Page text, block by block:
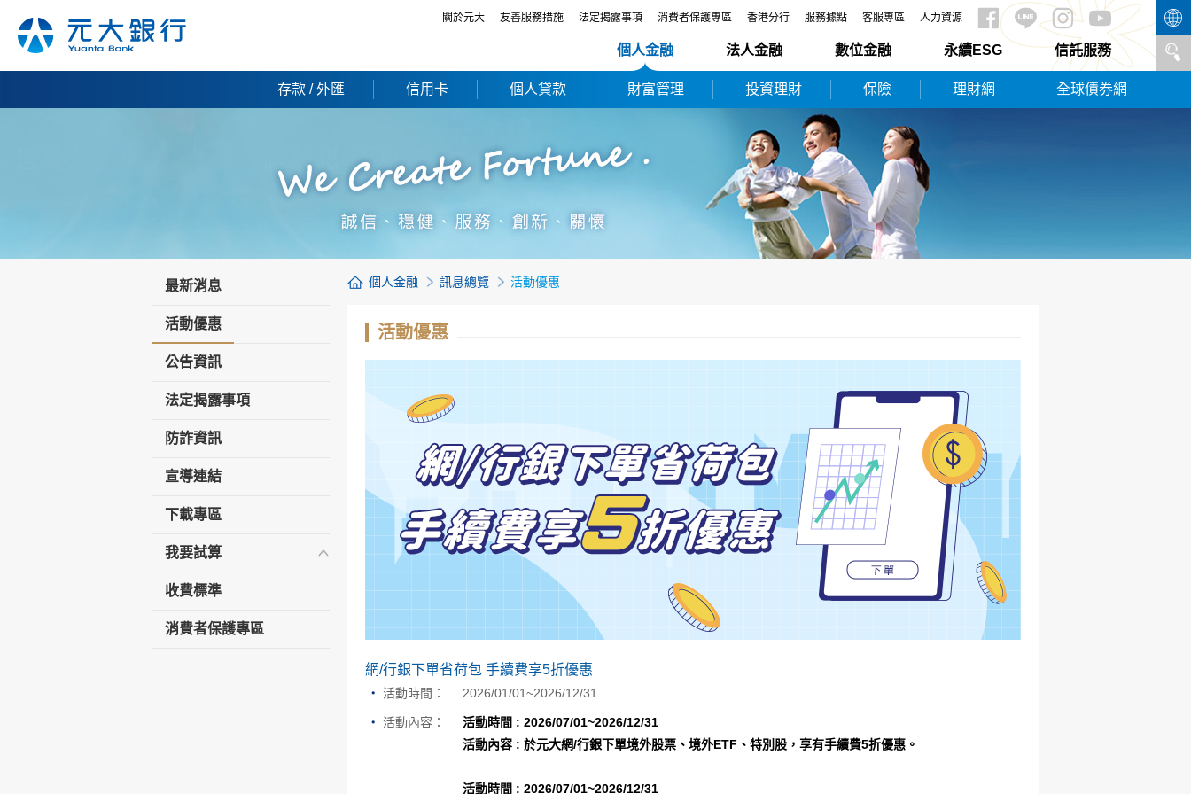
關於元大 友善服務措施 法定揭露事項 消費者保護專區 香港分行 服務據點 客服專區 人力資源
個人金融 法人金融 數位金融 永續ESG 信託服務
存款 / 外匯 信用卡 個人貸款 財富管理 投資理財 保險 理財網 全球債券網
最新消息
活動優惠
公告資訊
法定揭露事項
防詐資訊
宣導連結
下載專區
我要試算
收費標準
消費者保護專區
個人金融 訊息總覽 活動優惠
活動優惠
網/行銀下單省荷包 手續費享5折優惠
活動時間： 2026/01/01~2026/12/31
活動內容：
活動時間 : 2026/07/01~2026/12/31
活動內容 : 於元大網/行銀下單境外股票、境外ETF、特別股，享有手續費5折優惠。
活動時間 : 2026/07/01~2026/12/31